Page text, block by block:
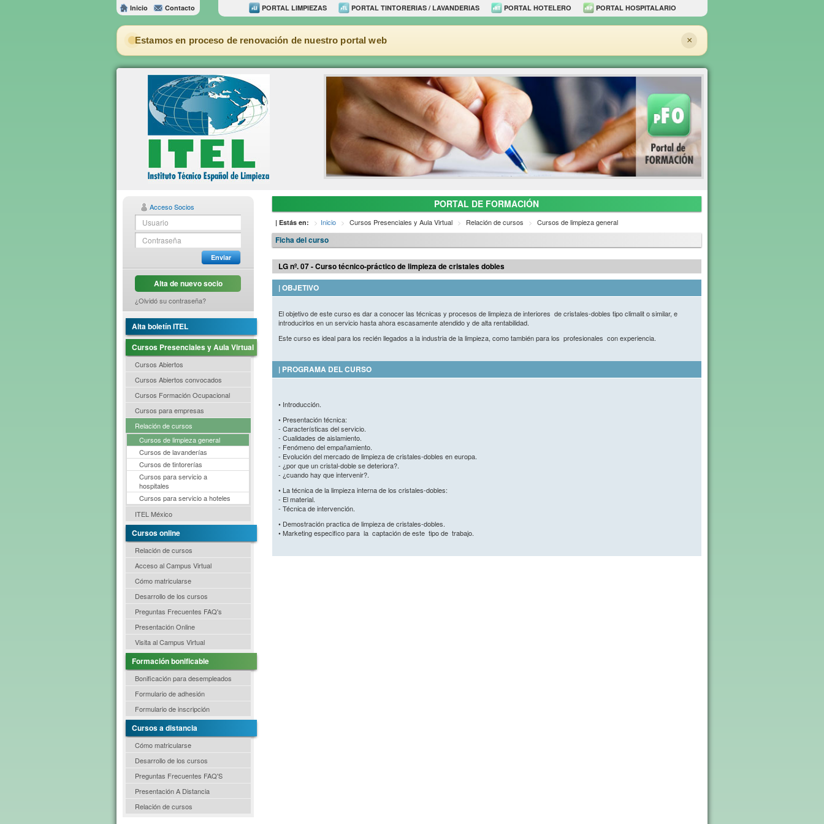
Inicio Contacto PORTAL LIMPIEZAS PORTAL TINTORERIAS / LAVANDERIAS PORTAL HOTELERO PORTAL HOSPITALARIO
Estamos en proceso de renovación de nuestro portal web ×
Acceso Socios
Enviar
Alta de nuevo socio
¿Olvidó su contraseña?
Alta boletín ITEL
Cursos Presenciales y Aula Virtual
Cursos Abiertos
Cursos Abiertos convocados
Cursos Formación Ocupacional
Cursos para empresas
Relación de cursos
Cursos de limpieza general
Cursos de lavanderías
Cursos de tintorerías
Cursos para servicio a
hospitales
Cursos para servicio a hoteles
ITEL México
Cursos online
Relación de cursos
Acceso al Campus Virtual
Cómo matricularse
Desarrollo de los cursos
Preguntas Frecuentes FAQ's
Presentación Online
Visita al Campus Virtual
Formación bonificable
Bonificación para desempleados
Formulario de adhesión
Formulario de inscripción
Cursos a distancia
Cómo matricularse
Desarrollo de los cursos
Preguntas Frecuentes FAQ'S
Presentación A Distancia
Relación de cursos
PORTAL DE FORMACIÓN
| Estás en: Inicio Cursos Presenciales y Aula Virtual Relación de cursos Cursos de limpieza general
Ficha del curso
LG nº. 07 - Curso técnico-práctico de limpieza de cristales dobles
| OBJETIVO
El objetivo de este curso es dar a conocer las técnicas y procesos de limpieza de interiores de cristales-dobles tipo climalit o similar, e
introducirlos en un servicio hasta ahora escasamente atendido y de alta rentabilidad.
Este curso es ideal para los recién llegados a la industria de la limpieza, como también para los profesionales con experiencia.
| PROGRAMA DEL CURSO
• Introducción.
• Presentación técnica:
- Características del servicio.
- Cualidades de aislamiento.
- Fenómeno del empañamiento.
- Evolución del mercado de limpieza de cristales-dobles en europa.
- ¿por que un cristal-doble se deteriora?.
- ¿cuando hay que intervenir?.
• La técnica de la limpieza interna de los cristales-dobles:
- El material.
- Técnica de intervención.
• Demostración practica de limpieza de cristales-dobles.
• Marketing especifico para la captación de este tipo de trabajo.